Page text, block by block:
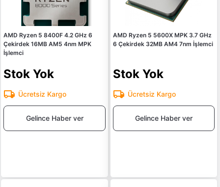
AMD Ryzen 5 8400F 4.2 GHz 6
Çekirdek 16MB AM5 4nm MPK
İşlemci
Stok Yok
Ücretsiz Kargo
Gelince Haber ver
AMD Ryzen 5 5600X MPK 3.7 GHz
6 Çekirdek 32MB AM4 7nm İşlemci
Stok Yok
Ücretsiz Kargo
Gelince Haber ver